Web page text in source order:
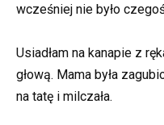
wcześniej nie było
Usiadłam na kanapie z
głową. Mama była
na tatę i milczała.